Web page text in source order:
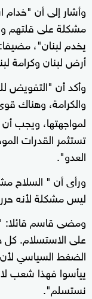
وأشار إلى أن "خدام
مشكلة على قلتهم
يخدم لبنان"،
أرض لبنان وكرامة
وأكد أن "التفويض
والكرامة، وهناك
لمواجهتها، ويجب
تستثمر القدرات
العدو".
ورأى أن " السلاح
ليس مشكلة لأنه حرر 44 سنة وأدى دورا كبيرا في البلد".
ومضى قاسم قائلا:
على الاستسلام.
الضغط السياسي
ييأسوا فهذا شعب
نستسلم".